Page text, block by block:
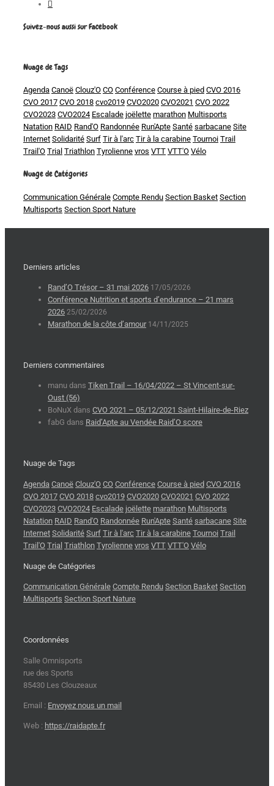
Suivez-nous aussi sur Facebook
Nuage de Tags
Agenda Canoë Clouz'O CO Conférence Course à pied CVO 2016
CVO 2017 CVO 2018 cvo2019 CVO2020 CVO2021 CVO 2022
CVO2023 CVO2024 Escalade joëlette marathon Multisports
Natation RAID Rand'O Randonnée Run'Apte Santé sarbacane Site
Internet Solidarité Surf Tir à l'arc Tir à la carabine Tournoi Trail
Trail'O Trial Triathlon Tyrolienne vros VTT VTT'O Vélo
Nuage de Catégories
Communication Générale Compte Rendu Section Basket Section
Multisports Section Sport Nature
Derniers articles
Rand’O Trésor – 31 mai 2026 17/05/2026
Conférence Nutrition et sports d’endurance – 21 mars
2026 25/02/2026
Marathon de la côte d’amour 14/11/2025
Derniers commentaires
manu dans Tiken Trail – 16/04/2022 – St Vincent-sur-
Oust (56)
BoNuX dans CVO 2021 – 05/12/2021 Saint-Hilaire-de-Riez
fabG dans Raid’Apte au Vendée Raid’O score
Nuage de Tags
Agenda Canoë Clouz'O CO Conférence Course à pied CVO 2016
CVO 2017 CVO 2018 cvo2019 CVO2020 CVO2021 CVO 2022
CVO2023 CVO2024 Escalade joëlette marathon Multisports
Natation RAID Rand'O Randonnée Run'Apte Santé sarbacane Site
Internet Solidarité Surf Tir à l'arc Tir à la carabine Tournoi Trail
Trail'O Trial Triathlon Tyrolienne vros VTT VTT'O Vélo
Nuage de Catégories
Communication Générale Compte Rendu Section Basket Section
Multisports Section Sport Nature
Coordonnées
Salle Omnisports
rue des Sports
85430 Les Clouzeaux
Email : Envoyez nous un mail
Web : https://raidapte.fr